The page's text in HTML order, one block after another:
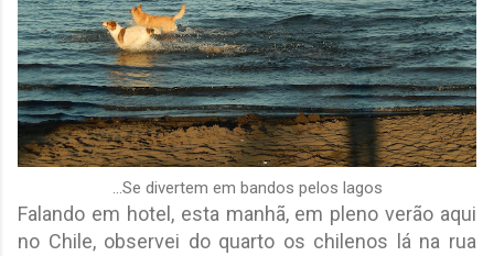
...Se divertem em bandos pelos lagos
Falando em hotel, esta manhã, em pleno verão aqui
no Chile, observei do quarto os chilenos lá na rua